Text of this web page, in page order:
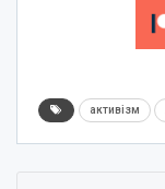
активізм